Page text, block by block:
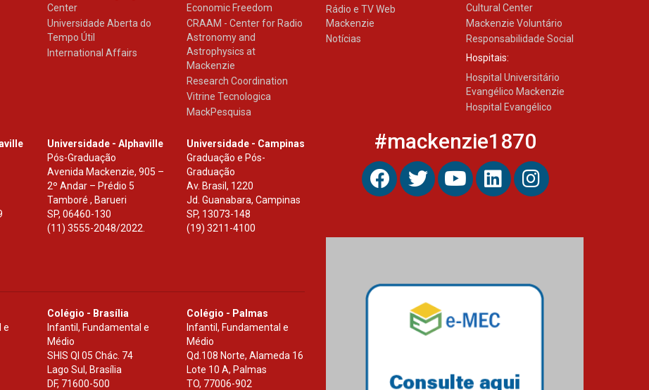
Center
Universidade Aberta do
Tempo Útil
International Affairs
Economic Freedom
CRAAM - Center for Radio
Astronomy and
Astrophysics at
Mackenzie
Research Coordination
Vitrine Tecnologica
MackPesquisa
Rádio e TV Web
Mackenzie
Notícias
Cultural Center
Mackenzie Voluntário
Responsabilidade Social
Hospitais:
Hospital Universitário
Evangélico Mackenzie
Hospital Evangélico
Universidade - Alphaville
Pós-Graduação
Avenida Mackenzie, 905 –
2º Andar – Prédio 5
Tamboré , Barueri
SP, 06460-130
(11) 3555-2048/2022.
Universidade - Campinas
Graduação e Pós-
Graduação
Av. Brasil, 1220
Jd. Guanabara, Campinas
SP, 13073-148
(19) 3211-4100
e
Colégio - Brasília
Infantil, Fundamental e
Médio
SHIS Ql 05 Chác. 74
Lago Sul, Brasília
DF, 71600-500
Colégio - Palmas
Infantil, Fundamental e
Médio
Qd.108 Norte, Alameda 16
Lote 10 A, Palmas
TO, 77006-902
#mackenzie1870